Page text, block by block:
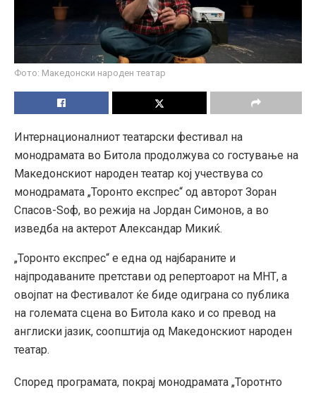
Фото: Македонски народен театар
Интернационалниот театарски фестивал на
монодрамата во Битола продолжува со гостување на
Македонскиот народен театар кој учествува со
монодрамата „Торонто експрес“ од авторот Зоран
Спасов-Ѕоф, во режија на Јордан Симонов, а во
изведба на актерот Александар Микиќ.
„Торонто експрес“ е една од најбараните и
најпродаваните претстави од репертоарот на МНТ, а
овојпат на Фестивалот ќе биде одиграна со публика
на големата сцена во Битола како и со превод на
англиски јазик, соопштија од Македонскиот народен
театар.
Според програмата, покрај монодрамата „Торотнто